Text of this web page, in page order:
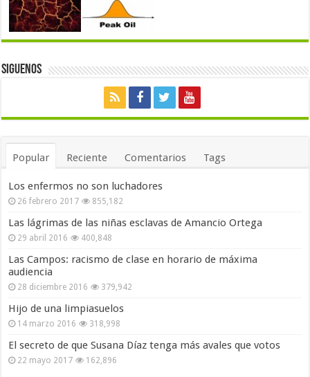
Siguenos
Popular Reciente Comentarios Tags
Los enfermos no son luchadores
26 febrero 2017 855,182
Las lágrimas de las niñas esclavas de Amancio Ortega
29 abril 2016 400,848
Las Campos: racismo de clase en horario de máxima
audiencia
28 diciembre 2016 379,942
Hijo de una limpiasuelos
14 marzo 2016 318,998
El secreto de que Susana Díaz tenga más avales que votos
22 mayo 2017 162,896